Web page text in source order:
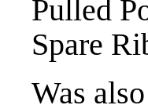
Pulled
Spare
Was